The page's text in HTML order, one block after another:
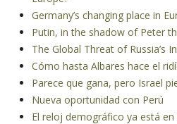
Germany’s changing place in
Putin, in the shadow of Peter
The Global Threat of Russia’s
Cómo hasta Albares hace el
Parece que gana, pero Israel
Nueva oportunidad con Perú
El reloj demográfico ya está